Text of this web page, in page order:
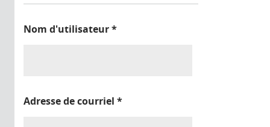
Nom d'utilisateur*
Adresse de courriel *